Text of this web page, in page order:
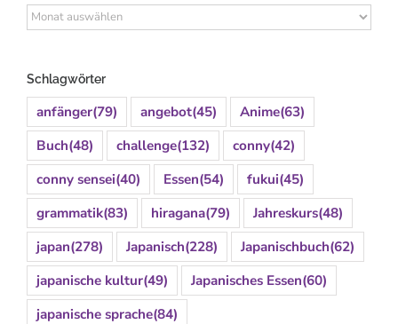
Archiv
Schlagwörter
anfänger(79) angebot(45) Anime(63)
Buch(48) challenge(132) conny(42)
conny sensei(40) Essen(54) fukui(45)
grammatik(83) hiragana(79) Jahreskurs(48)
japan(278) Japanisch(228) Japanischbuch(62)
japanische kultur(49) Japanisches Essen(60)
japanische sprache(84)